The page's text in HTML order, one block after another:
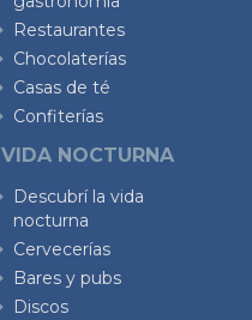
Restaurantes
Chocolaterías
Casas de té
Confiterías
VIDA NOCTURNA
Descubrí la vida
nocturna
Cervecerías
Bares y pubs
Discos